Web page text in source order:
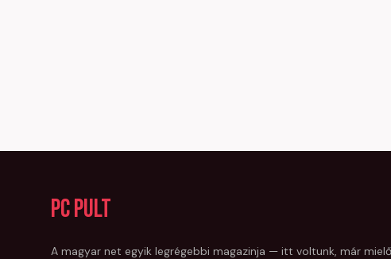
PC Pult
A magyar net egyik legrégebbi magazinja — itt voltunk, már